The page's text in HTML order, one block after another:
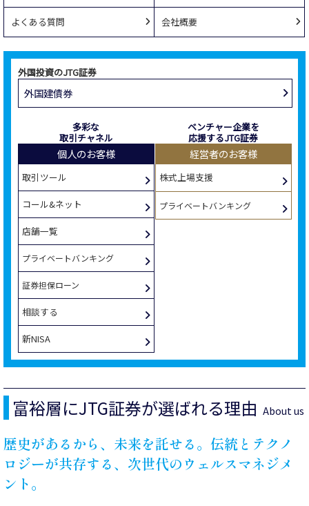
よくある質問 会社概要
外国投資のJTG証券
外国建債券
多彩な
取引チャネル
個人のお客様
取引ツール
コール&ネット
店舗一覧
プライベートバンキング
証券担保ローン
相談する
新NISA
ベンチャー企業を
応援するJTG証券
経営者のお客様
株式上場支援
プライベートバンキング
富裕層にJTG証券が選ばれる理由 About us
歴史があるから、未来を託せる。 伝統とテクノ
ロジーが共存する、次世代のウェルスマネジメ
ント。